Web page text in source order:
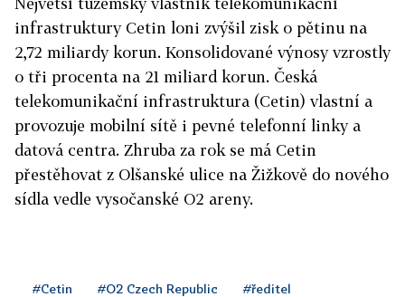
infrastruktury Cetin loni zvýšil zisk o pětinu na
2,72 miliardy korun. Konsolidované výnosy vzrostly
o tři procenta na 21 miliard korun. Česká
telekomunikační infrastruktura (Cetin) vlastní a
provozuje mobilní sítě i pevné telefonní linky a
datová centra. Zhruba za rok se má Cetin
přestěhovat z Olšanské ulice na Žižkově do nového
sídla vedle vysočanské O2 areny.
#Cetin #O2 Czech Republic #ředitel